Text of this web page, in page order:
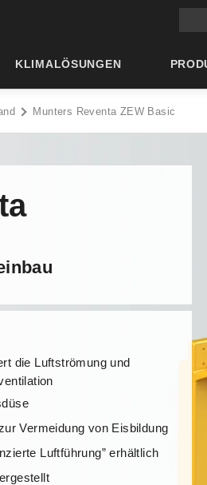
KLIMALÖSUNGEN
Munters Reventa ZEW Basic
die Luftströmung und
Vermeidung von Eisbildung
Luftführung” erhältlich